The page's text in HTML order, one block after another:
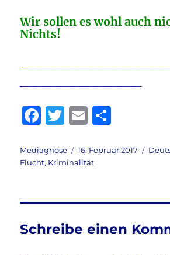
Wir sollen es wohl auch
Nichts!
F
c
e
o
o
T
it
te
E
ai
l
le
Autor
Mediagnose
Veröffentlicht
am
16. Februar 2017
Flucht, Kriminalität
Schreibe einen